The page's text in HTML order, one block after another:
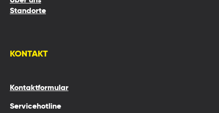
Standorte
KONTAKT
Kontaktformular
Servicehotline